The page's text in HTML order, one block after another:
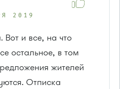
2019
Вот и все, на что
остальное, в том
жителей
Отписка